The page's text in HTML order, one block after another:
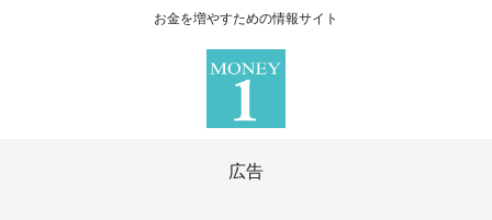
お金を増やすための情報サイト
広告